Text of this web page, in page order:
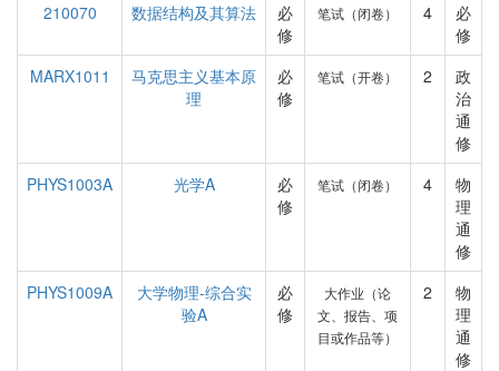
210070
数据结构及其算法
必
修
笔试（闭卷） 4
必
修
MARX1011
马克思主义基本原
理
必
修
笔试（开卷） 2
政
治
通
修
PHYS1003A
光学A
必
修
笔试（闭卷） 4
物
理
通
修
PHYS1009A
大学物理-综合实
验A
必
修
大作业（论
文、报告、项
目或作品等）
2
物
理
通
修